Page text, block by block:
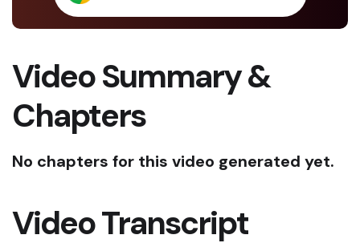
Video Summary &
Chapters
No chapters for this video generated yet.
Video Transcript